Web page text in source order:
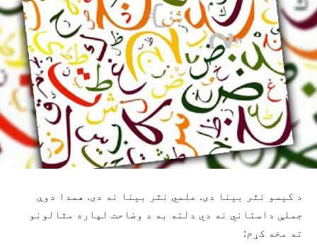
د کیسو نثر بینا دی. علمي نثر بینا نه دی. همدا دوې
جملې داستاني نه دي دلته به د وضاحت لپاره مثالونو
ته مخه کړم: